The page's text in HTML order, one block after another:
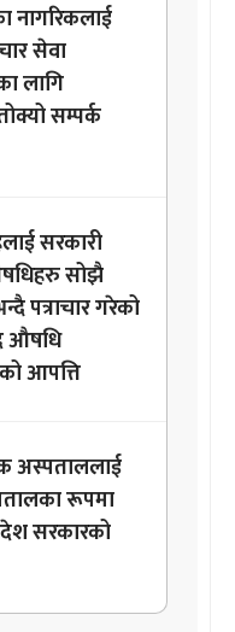
नागरिकलाई
सेवा
लागि
सम्पर्क
सरकारी
सोझै
पत्राचार गरेको
औषधि
आपत्ति
अस्पताललाई
रूपमा
सरकारको